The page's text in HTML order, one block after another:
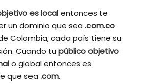
es localentonces te
un dominio que sea .com.co
Colombia, cada país tiene su
Cuando tu público objetivo
o global entonces es
que sea .com.